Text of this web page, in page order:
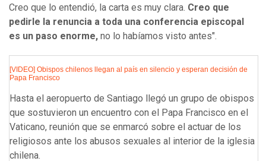
Creo que lo entendió, la carta es muy clara. Creo que
pedirle la renuncia a toda una conferencia episcopal
es un paso enorme, no lo habíamos visto antes".
[VIDEO] Obispos chilenos llegan al país en silencio y esperan decisión de
Papa Francisco
Hasta el aeropuerto de Santiago llegó un grupo de obispos
que sostuvieron un encuentro con el Papa Francisco en el
Vaticano, reunión que se enmarcó sobre el actuar de los
religiosos ante los abusos sexuales al interior de la iglesia
chilena.